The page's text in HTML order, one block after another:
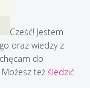
Cześć! Jestem
oraz wiedzy z
do
Możesz też śledzić